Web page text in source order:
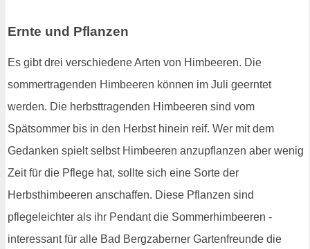
Ernte und Pflanzen
Es gibt drei verschiedene Arten von Himbeeren. Die
sommertragenden Himbeeren können im Juli geerntet
werden. Die herbsttragenden Himbeeren sind vom
Spätsommer bis in den Herbst hinein reif. Wer mit dem
Gedanken spielt selbst Himbeeren anzupflanzen aber wenig
Zeit für die Pflege hat, sollte sich eine Sorte der
Herbsthimbeeren anschaffen. Diese Pflanzen sind
pflegeleichter als ihr Pendant die Sommerhimbeeren -
interessant für alle Bad Bergzaberner Gartenfreunde die